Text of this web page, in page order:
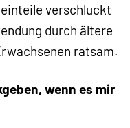
verschluckt
durch ältere
ratsam.
wenn es mir